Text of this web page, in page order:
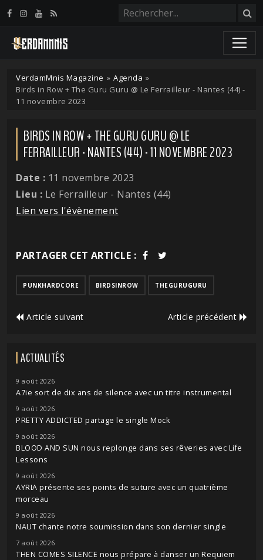
VerdamMnis Magazine » Agenda »
Birds in Row + The Guru Guru @ Le Ferrailleur - Nantes (44) -
11 novembre 2023
BIRDS IN ROW + THE GURU GURU @ LE
FERRAILLEUR - NANTES (44) - 11 NOVEMBRE 2023
Date : 11 novembre 2023
Lieu : Le Ferrailleur - Nantes (44)
Lien vers l'évènement
PARTAGER CET ARTICLE :
PUNKHARDCORE BIRDSINROW THEGURUGURU
Article suivant Article précédent
ACTUALITÉS
9 août 2026
A7ie sort de dix ans de silence avec un titre instrumental
9 août 2026
PRETTY ADDICTED partage le single Mock
9 août 2026
BLOOD AND SUN nous replonge dans ses rêveries avec Life
Lessons
9 août 2026
AYRIA présente ses points de suture avec un quatrième
morceau
9 août 2026
NAUT chante notre soumission dans son dernier single
7 août 2026
THEN COMES SILENCE nous prépare à danser un Requiem
Panneau de gestion des cookies